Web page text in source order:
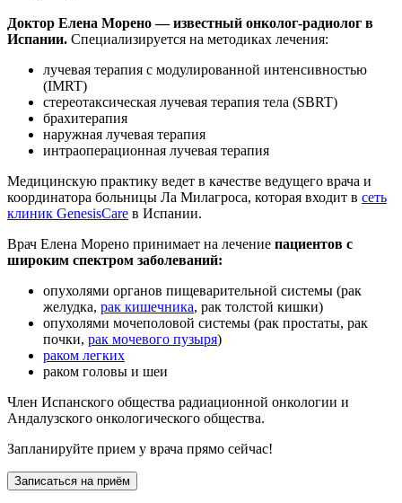
Доктор Елена Морено — известный онколог-радиолог в
Испании. Специализируется на методиках лечения:
лучевая терапия с модулированной интенсивностью
(IMRT)
стереотаксическая лучевая терапия тела (SBRT)
брахитерапия
наружная лучевая терапия
интраоперационная лучевая терапия
Медицинскую практику ведет в качестве ведущего врача и
координатора больницы Ла Милагроса, которая входит в сеть
клиник GenesisCare в Испании.
Врач Елена Морено принимает на лечение пациентов с
широким спектром заболеваний:
опухолями органов пищеварительной системы (рак
желудка, рак кишечника, рак толстой кишки)
опухолями мочеполовой системы (рак простаты, рак
почки, рак мочевого пузыря)
раком легких
раком головы и шеи
Член Испанского общества радиационной онкологии и
Андалузского онкологического общества.
Запланируйте прием у врача прямо сейчас!
Записаться на приём